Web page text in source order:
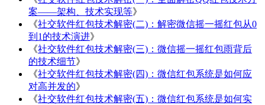
案——架构、技术实现等》
《社交软件红包技术解密(二)：解密微信摇一摇红包从0
到1的技术演进》
《社交软件红包技术解密(三)：微信摇一摇红包雨背后
的技术细节》
《社交软件红包技术解密(四)：微信红包系统是如何应
对高并发的》
《社交软件红包技术解密(五)：微信红包系统是如何实